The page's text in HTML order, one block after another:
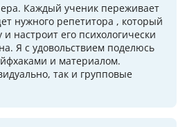
Каждый ученик переживает
нужного репетитора , который
настроит его психологически
Я с удовольствием поделюсь
и материалом.
так и групповые